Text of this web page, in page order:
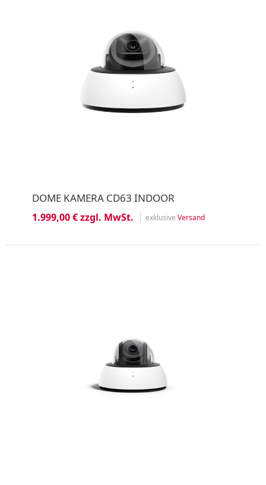
DOME KAMERA CD63 INDOOR
1.999,00 € zzgl. MwSt. exklusive Versand